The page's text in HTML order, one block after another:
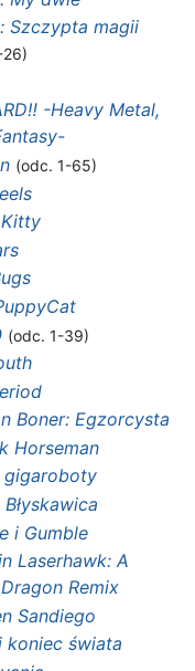
Szczypta magii
-Heavy Metal,
(odc. 1-65)
(odc. 1-39)
Boner: Egzorcysta
Horseman
gigaroboty
i Gumble
Laserhawk: A
Remix
Sandiego
koniec świata